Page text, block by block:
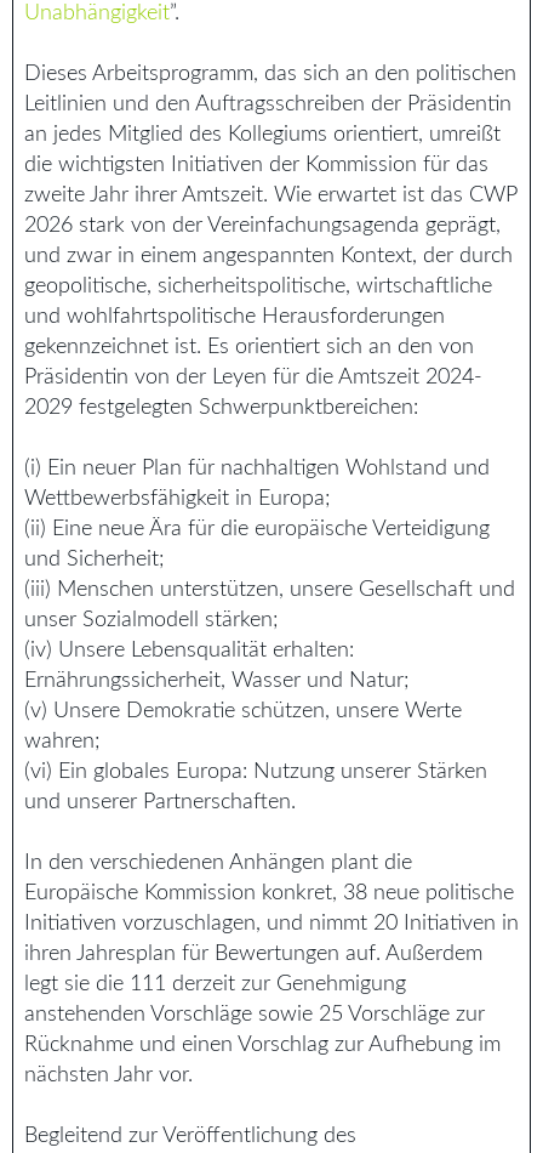
Unabhängigkeit”.
Dieses Arbeitsprogramm, das sich an den politischen
Leitlinien und den Auftragsschreiben der Präsidentin
an jedes Mitglied des Kollegiums orientiert, umreißt
die wichtigsten Initiativen der Kommission für das
zweite Jahr ihrer Amtszeit. Wie erwartet ist das CWP
2026 stark von der Vereinfachungsagenda geprägt,
und zwar in einem angespannten Kontext, der durch
geopolitische, sicherheitspolitische, wirtschaftliche
und wohlfahrtspolitische Herausforderungen
gekennzeichnet ist. Es orientiert sich an den von
Präsidentin von der Leyen für die Amtszeit 2024-
2029 festgelegten Schwerpunktbereichen:
(i) Ein neuer Plan für nachhaltigen Wohlstand und
Wettbewerbsfähigkeit in Europa;
(ii) Eine neue Ära für die europäische Verteidigung
und Sicherheit;
(iii) Menschen unterstützen, unsere Gesellschaft und
unser Sozialmodell stärken;
(iv) Unsere Lebensqualität erhalten:
Ernährungssicherheit, Wasser und Natur;
(v) Unsere Demokratie schützen, unsere Werte
wahren;
(vi) Ein globales Europa: Nutzung unserer Stärken
und unserer Partnerschaften.
In den verschiedenen Anhängen plant die
Europäische Kommission konkret, 38 neue politische
Initiativen vorzuschlagen, und nimmt 20 Initiativen in
ihren Jahresplan für Bewertungen auf. Außerdem
legt sie die 111 derzeit zur Genehmigung
anstehenden Vorschläge sowie 25 Vorschläge zur
Rücknahme und einen Vorschlag zur Aufhebung im
nächsten Jahr vor.
Begleitend zur Veröffentlichung des